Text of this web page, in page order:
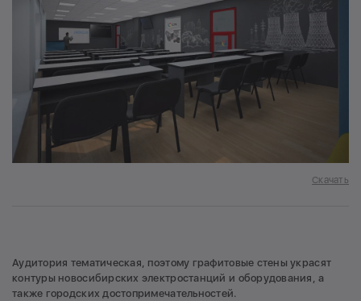
Скачать
Аудитория тематическая, поэтому графитовые стены украсят
контуры новосибирских электростанций и оборудования, а
также городских достопримечательностей.